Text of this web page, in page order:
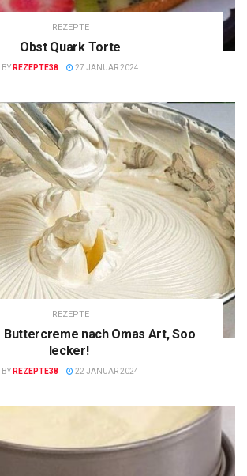
REZEPTE
Obst Quark Torte
BY REZEPTE38 27 JANUAR 2024
REZEPTE
Buttercreme nach Omas Art, Soo
lecker!
BY REZEPTE38 22 JANUAR 2024